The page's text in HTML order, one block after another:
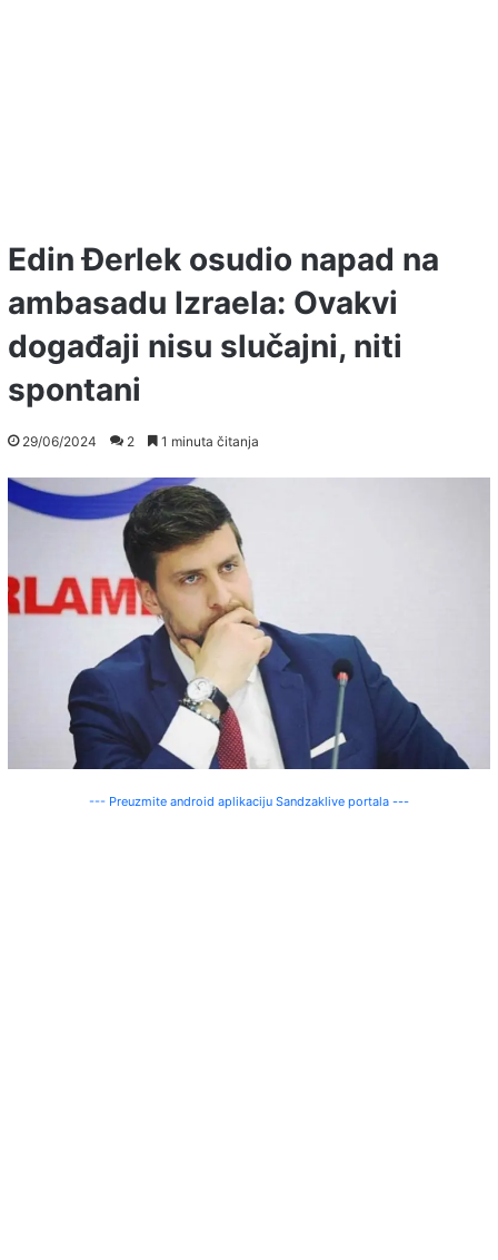
Edin Đerlek osudio napad na
ambasadu Izraela: Ovakvi
događaji nisu slučajni, niti
spontani
29/06/2024 2 1 minuta čitanja
--- Preuzmite android aplikaciju Sandzaklive portala ---